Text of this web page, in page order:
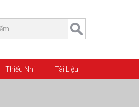
Thiếu Nhi Tài Liệu